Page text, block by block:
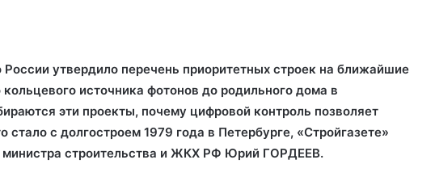
России утвердило перечень приоритетных строек на ближайшие
кольцевого источника фотонов до родильного дома в
эти проекты, почему цифровой контроль позволяет
стало с долгостроем 1979 года в Петербурге, «Стройгазете»
министра строительства и ЖКХ РФ Юрий ГОРДЕЕВ.